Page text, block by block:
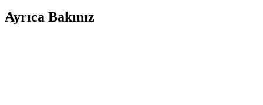
Ayrıca Bakınız